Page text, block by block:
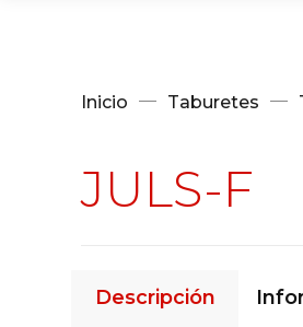
Inicio Taburetes
JULS-F
Descripción